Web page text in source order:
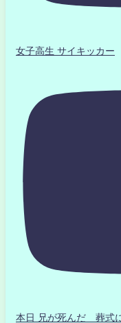
女子高生 サイキッカー
本日 兄が死んだ 葬式